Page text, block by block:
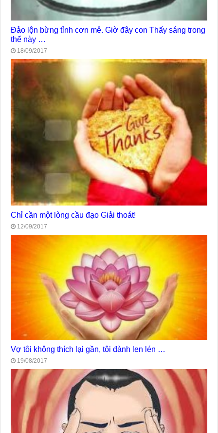
Đảo lộn bừng tỉnh cơn mê. Giờ đây con Thấy sáng trong
thế này …
18/09/2017
Chỉ cần một lòng cầu đạo Giải thoát!
12/09/2017
Vợ tôi không thích lại gần, tôi đành len lén …
19/08/2017